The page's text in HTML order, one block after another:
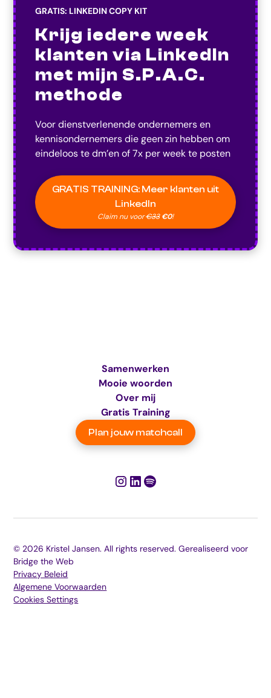
GRATIS: LINKEDIN COPY KIT
Krijg iedere week
klanten via LinkedIn
met mijn S.P.A.C.
methode
Voor dienstverlenende ondernemers en
kennisondernemers die geen zin hebben om
eindeloos te dm’en of 7x per week te posten
GRATIS TRAINING: Meer klanten uit
LinkedIn
Claim nu voor€33 €0!
Samenwerken
Mooie woorden
Over mij
Gratis Training
Plan jouw matchcall
©2026 Kristel Jansen. All rights reserved. Gerealiseerd voor
Bridge the Web
Privacy Beleid
Algemene Voorwaarden
Cookies Settings